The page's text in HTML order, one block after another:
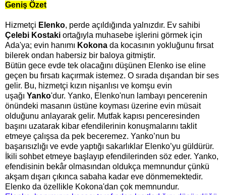
Geniş Özet
Hizmetçi Elenko, perde açıldığında yalnızdır. Ev sahibi
Çelebi Kostaki ortağıyla muhasebe işlerini görmek için
Ada'ya; evin hanımı Kokona da kocasının yokluğunu fırsat
bilerek ondan habersiz bir baloya gitmiştir.
Bütün gece evde tek olacağını düşünen Elenko ise eline
geçen bu fırsatı kaçırmak istemez. O sırada dışarıdan bir ses
gelir. Bu, hizmetçi kızın nişanlısı ve komşu evin
uşağı Yanko'dur. Yanko, Elenko'nun lambayı pencerenin
önündeki masanın üstüne koyması üzerine evin müsait
olduğunu anlayarak gelir. Mutfak kapısı penceresinden
başını uzatarak kibar efendilerinin konuşmalarını taklit
etmeye çalışsa da pek beceremez. Yanko’nun bu
başarısızlığı ve evde yaptığı sakarlıklar Elenko’yu güldürür.
İkili sohbet etmeye başlayıp efendilerinden söz eder. Yanko,
efendisinin bekâr olmasından oldukça memnundur çünkü
akşam dışarı çıkınca sabaha kadar eve dönmemektedir.
Elenko da özellikle Kokona'dan çok memnundur.